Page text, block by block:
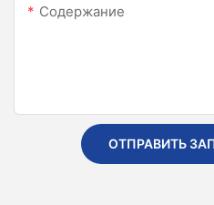
Содержание
ОТПРАВИТЬ